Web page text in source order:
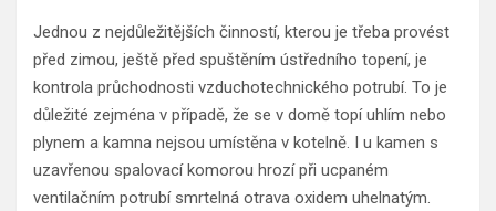
Jednou z nejdůležitějších činností, kterou je třeba provést
před zimou, ještě před spuštěním ústředního topení, je
kontrola průchodnosti vzduchotechnického potrubí. To je
důležité zejména v případě, že se v domě topí uhlím nebo
plynem a kamna nejsou umístěna v kotelně. I u kamen s
uzavřenou spalovací komorou hrozí při ucpaném
ventilačním potrubí smrtelná otrava oxidem uhelnatým.